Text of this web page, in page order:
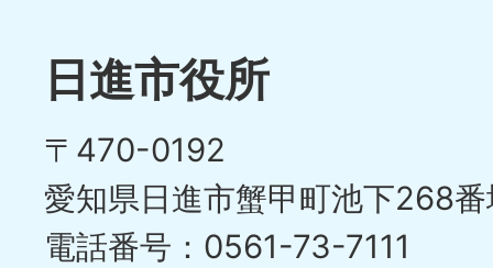
日進市役所
〒470-0192
愛知県日進市蟹甲町池下268
電話番号：0561-73-7111